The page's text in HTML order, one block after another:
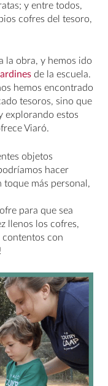
y entre todos,
cofres del tesoro,
la obra, y hemos ido
de la escuela.
hemos encontrado
tesoros, sino que
explorando estos
Viaró.
objetos
hacer
toque más personal,
para que sea
llenos los cofres,
contentos con